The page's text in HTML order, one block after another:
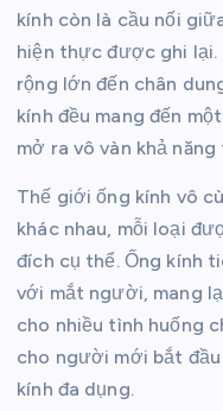
kính còn là cầu nối
hiện thực được ghi
rộng lớn đến chân
kính đều mang đến
mở ra vô vàn khả
Thế giới ống kính vô
khác nhau, mỗi loại
đích cụ thể. Ống kính
với mắt người, mang
cho nhiều tình huống
cho người mới bắt
kính đa dụng.